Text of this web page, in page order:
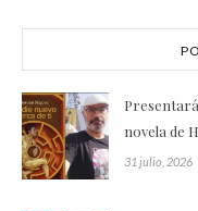
novela de
31 julio, 2026